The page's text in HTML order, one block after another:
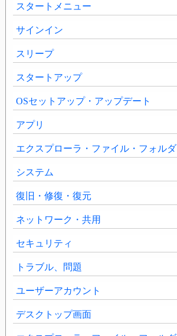
スタートメニュー
サインイン
スリープ
スタートアップ
OSセットアップ・アップデート
アプリ
エクスプローラ・ファイル・フォルダ
システム
復旧・修復・復元
ネットワーク・共用
セキュリティ
トラブル、問題
ユーザーアカウント
デスクトップ画面